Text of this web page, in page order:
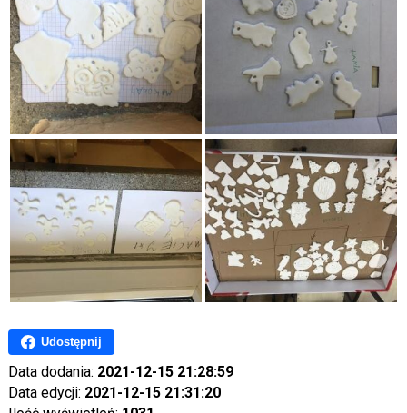
Udostępnij
Data dodania: 2021-12-15 21:28:59
Data edycji: 2021-12-15 21:31:20